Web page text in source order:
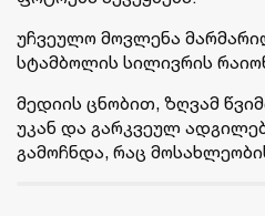
უჩვეულო მოვლენა
სტამბოლის სილივრის
მედიის ცნობით, ზღვამ
უკან და გარკვეულ
გამოჩნდა, რაც